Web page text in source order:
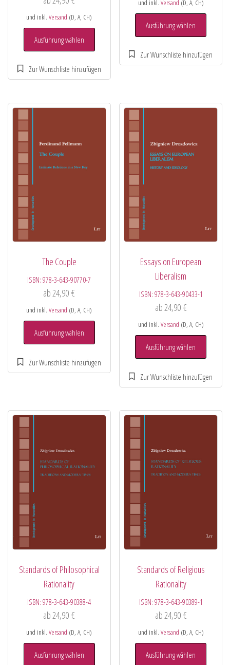
und inkl.Versand (D, A, CH)
Ausführung wählen
und inkl. Versand (D, A, CH)
Ausführung wählen
The Couple
ISBN:978-3-643-90770-7
ab24,90€
und inkl.Versand (D, A, CH)
Ausführung wählen
Essays on European
Liberalism
ISBN: 978-3-643-90433-1
ab24,90 €
und inkl. Versand (D, A, CH)
Ausführung wählen
Standards of Philosophical
Rationality
ISBN:978-3-643-90388-4
ab 24,90€
und inkl.Versand (D, A, CH)
Ausführung wählen
Standards of Religious
Rationality
ISBN: 978-3-643-90389-1
ab 24,90 €
und inkl. Versand (D, A, CH)
Ausführung wählen